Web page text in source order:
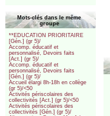
Mots-clés dans le même
groupe
**EDUCATION PRIORITAIRE
[Gén.] (gr 5)/
Accomp. éducatif et
personnalisé, Devoirs faits
[Act.] (gr 5)/
Accomp. éducatif et
personnalisé, Devoirs faits
[Gén.] (gr 5)/
Accueil élargi 8h-18h en collège
(gr 5)/<50
Activités périscolaires des
collectivités [Act.] (gr 5)/<50
Activités périscolaires des
collectivités [Gén.] (gr 5)/